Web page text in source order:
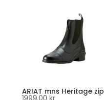
ARIAT mns Heritage zip
1999,00 kr